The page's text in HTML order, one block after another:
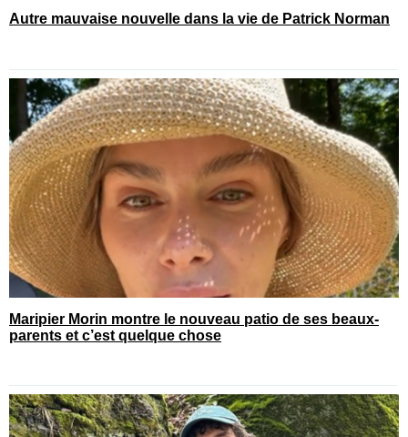
Autre mauvaise nouvelle dans la vie de Patrick Norman
Maripier Morin montre le nouveau patio de ses beaux-
parents et c’est quelque chose